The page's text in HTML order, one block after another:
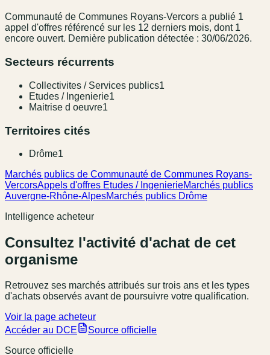
Communauté de Communes Royans-Vercors a publié 1
appel d'offres référencé sur les 12 derniers mois, dont 1
encore ouvert. Dernière publication détectée : 30/06/2026.
Secteurs récurrents
Collectivites / Services publics1
Etudes / Ingenierie1
Maitrise d oeuvre1
Territoires cités
Drôme1
Marchés publics de Communauté de Communes Royans-
VercorsAppels d'offres Etudes / IngenierieMarchés publics
Auvergne-Rhône-AlpesMarchés publics Drôme
Intelligence acheteur
Consultez l'activité d'achat de cet
organisme
Retrouvez ses marchés attribués sur trois ans et les types
d'achats observés avant de poursuivre votre qualification.
Voir la page acheteur
Accéder au DCE
Source officielle
Source officielle